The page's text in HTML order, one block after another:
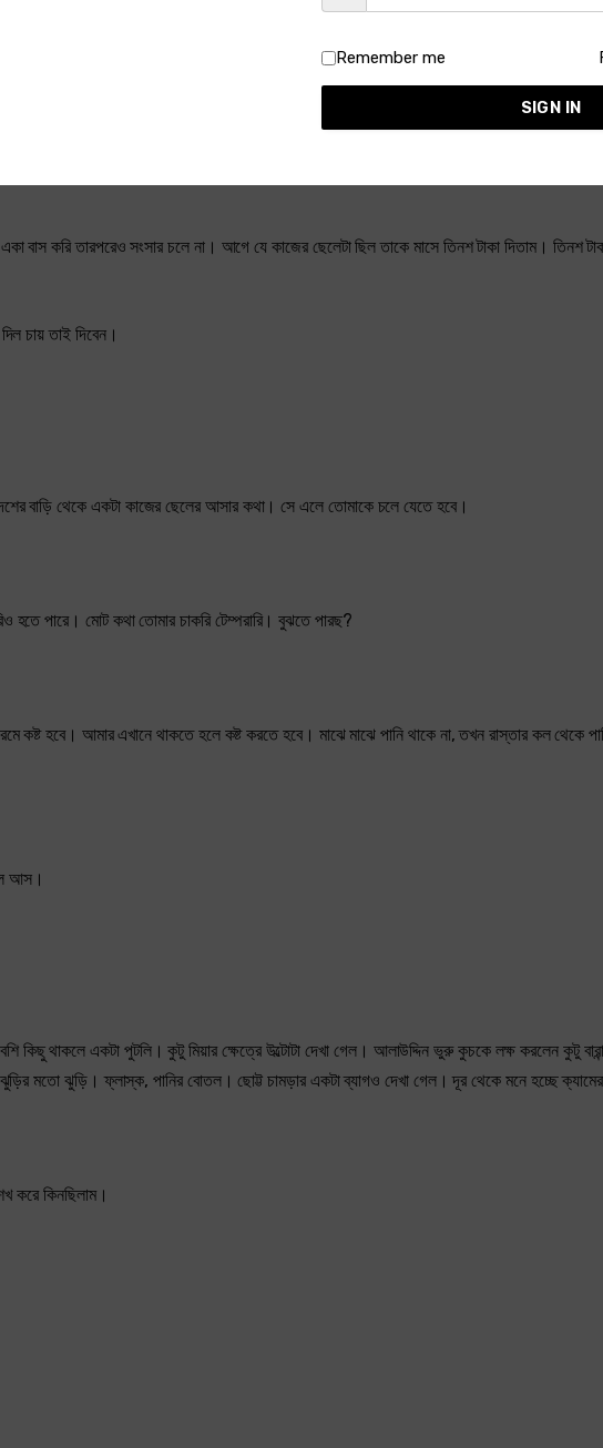
আলাউদ্দিন চিন্তা করতে লাগলেন বুদ্ধি খাটিয়ে একে বিদায় করা যায়। কি-না। সাপ মরবে কিন্তু লাঠি
বাস করি তারপরেও সংসার চলে না। আগে যে কাজের ছেলেটা ছিল তাকে মাসে তিনশ টাকা দিতাম। তিনশ
চায় তাই দিবেন।
বাড়ি থেকে একটা কাজের ছেলের আসার কথা। সে এলে তোমাকে চলে যেতে হবে।
পারে। মোট কথা তোমার চাকরি টেম্পরারি। বুঝতে পারছ?
কষ্ট হবে। আমার এখানে থাকতে হলে কষ্ট করতে হবে। মাঝে মাঝে পানি থাকে না, তখন রাস্তার কল থেকে
আস।
কিছু থাকলে একটা পুটলি। কুটু মিয়ার ক্ষেত্রে উল্টোটা দেখা গেল। আলাউদ্দিন ভুরু কুচকে লক্ষ করলেন কুটু
মতো ঝুড়ি। ফ্লাস্ক, পানির বোতল। ছোট্ট চামড়ার একটা ব্যাগও দেখা গেল। দূর থেকে মনে হচ্ছে
করে কিনছিলাম।
Remember me
SIGN IN